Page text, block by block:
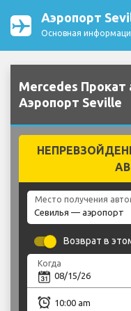
Аэропорт
Основная
Mercedes
Аэропорт Seville
Место получения
Возврат в
Когда